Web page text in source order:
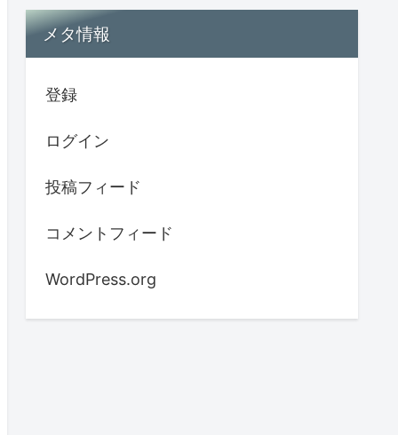
メタ情報
登録
ログイン
投稿フィード
コメントフィード
WordPress.org